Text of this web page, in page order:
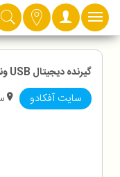
دسته بندی
گیرنده دیجیتال USB ونوس T970
سایت آفکادو